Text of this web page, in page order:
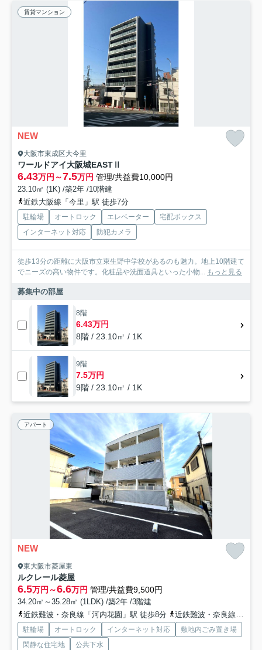
賃貸マンション
NEW
大阪市東成区大今里
ワールドアイ大阪城EASTⅡ
6.43万円～7.5万円 管理/共益費10,000円
23.10㎡ (1K) /築2年 /10階建
近鉄大阪線「今里」駅 徒歩7分
駐輪場 オートロック エレベーター
宅配ボックス
インターネット対応
防犯カメラ
徒歩13分の距離に大阪市立東生野中学校があるのも魅力。地上10階建て
でニーズの高い物件です。化粧品や洗面道具といった小物... もっと見る
募集中の部屋
8階
6.43万円
8階 / 23.10㎡ / 1K
9階
7.5万円
9階 / 23.10㎡ / 1K
アパート
NEW
東大阪市菱屋東
ルクレール菱屋
6.5万円～6.6万円 管理/共益費9,500円
34.20㎡～35.28㎡ (1LDK) /築2年 /3階建
近鉄難波・奈良線「河内花園」駅 徒歩8分
近鉄難波・奈良線「若江岩田」駅 徒歩10分
駐輪場 オートロック インターネット対応
敷地内ごみ置き場
閑静な住宅地
公共下水